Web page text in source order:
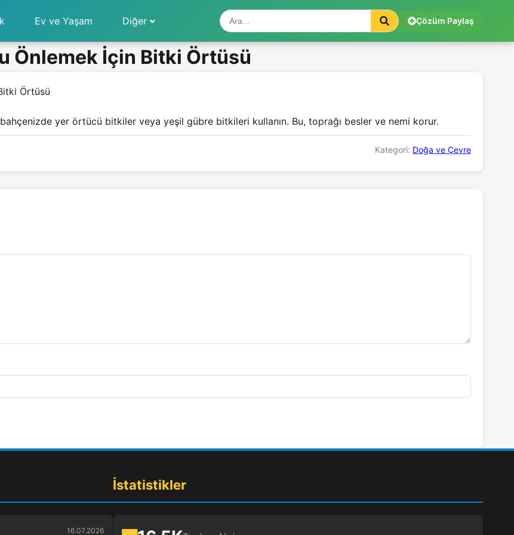
Ev ve Yaşam Diğer Çözüm Paylaş
Önlemek İçin Bitki Örtüsü
Örtüsü
yer örtücü bitkiler veya yeşil gübre bitkileri kullanın. Bu, toprağı besler ve nemi korur.
Kategori: Doğa ve Çevre
16.07.2026
İstatistikler